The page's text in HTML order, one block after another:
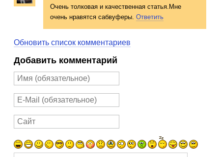
Очень толковая и качественная статья.Мне
очень нравятся сабвуферы. Ответить
Обновить список комментариев
Добавить комментарий